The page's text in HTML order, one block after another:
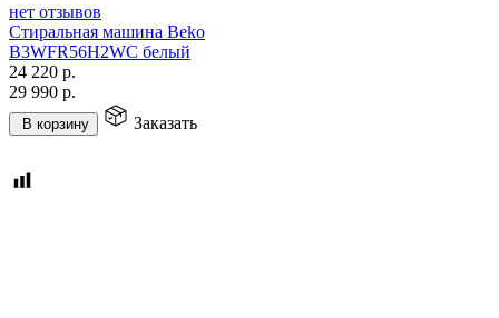
нет отзывов
Стиральная машина Beko
B3WFR56H2WC белый
24 220 р.
29 990 р.
В корзину Заказать